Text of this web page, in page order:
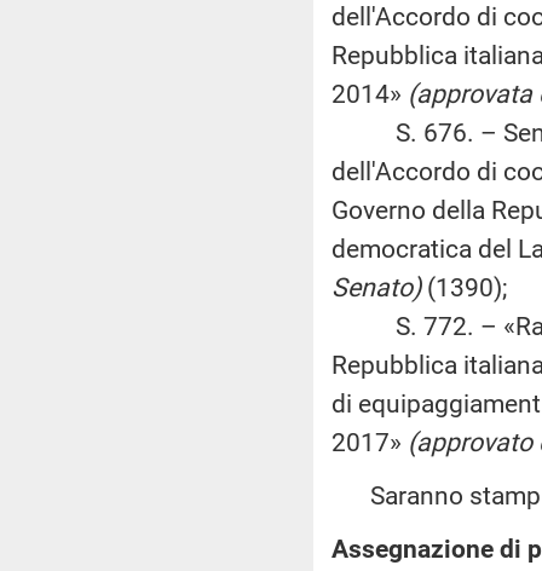
dell'Accordo di
Repubblica
2014» (approvata
S. 676. –
dell'Accordo di
Governo della
democratica del
Senato) (1390);
S. 772. –
Repubblica
di
2017»
Saranno
Assegnazione di